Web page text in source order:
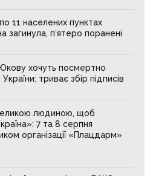
11 населених пунктах
п’ятеро поранені
хочуть посмертно
триває збір підписів
людиною, щоб
7 та 8 серпня
організації «Плацдарм»